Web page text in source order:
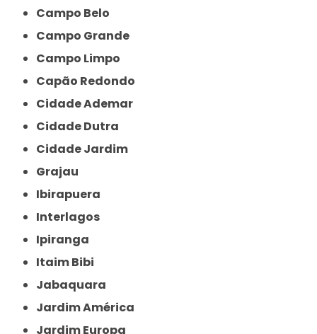
Campo Belo
Campo Grande
Campo Limpo
Capão Redondo
Cidade Ademar
Cidade Dutra
Cidade Jardim
Grajau
Ibirapuera
Interlagos
Ipiranga
Itaim Bibi
Jabaquara
Jardim América
Jardim Europa